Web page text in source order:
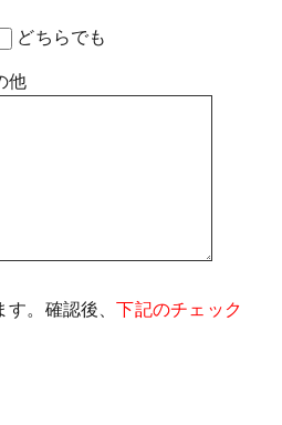
どちらでも
他
す。確認後、下記のチェック